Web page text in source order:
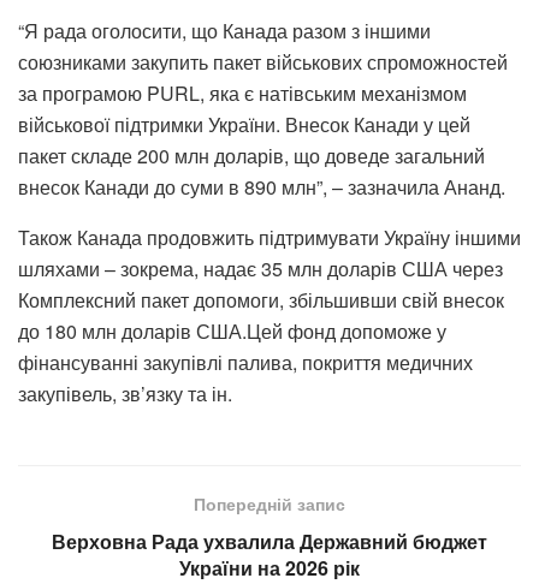
“Я рада оголосити, що Канада разом з іншими
союзниками закупить пакет військових спроможностей
за програмою PURL, яка є натівським механізмом
військової підтримки України. Внесок Канади у цей
пакет складе 200 млн доларів, що доведе загальний
внесок Канади до суми в 890 млн”, – зазначила Ананд.
Також Канада продовжить підтримувати Україну іншими
шляхами – зокрема, надає 35 млн доларів США через
Комплексний пакет допомоги, збільшивши свій внесок
до 180 млн доларів США.Цей фонд допоможе у
фінансуванні закупівлі палива, покриття медичних
закупівель, зв’язку та ін.
Попередній запис
Верховна Рада ухвалила Державний бюджет
України на 2026 рік